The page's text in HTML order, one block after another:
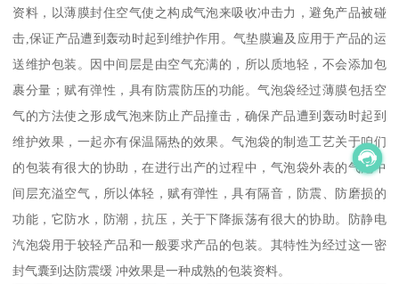
资料，以薄膜封住空气使之构成气泡来吸收冲击力，避免产品被碰
击,保证产品遭到轰动时起到维护作用。气垫膜遍及应用于产品的运
送维护包装。因中间层是由空气充满的，所以质地轻，不会添加包
裹分量；赋有弹性，具有防震防压的功能。气泡袋经过薄膜包括空
气的方法使之形成气泡来防止产品撞击，确保产品遭到轰动时起到
维护效果，一起亦有保温隔热的效果。气泡袋的制造工艺关于咱们
的包装有很大的协助，在进行出产的过程中，气泡袋外表的气泡中
间层充溢空气，所以体轻，赋有弹性，具有隔音，防震、防磨损的
功能，它防水，防潮，抗压，关于下降振荡有很大的协助。防静电
汽泡袋用于较轻产品和一般要求产品的包装。其特性为经过这一密
封气囊到达防震缓 冲效果是一种成熟的包装资料。